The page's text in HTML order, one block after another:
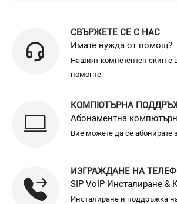
СВЪРЖЕТЕ СЕ С НАС
Имате нужда от помощ?
Нашият компетентен екип е
помогне.
КОМПЮТЪРНА
Абонаментна
Вие можете да се абонирате
ИЗГРАЖДАНЕ НА
SIP VoIP Инсталиране &
Инсталиране и поддръжка